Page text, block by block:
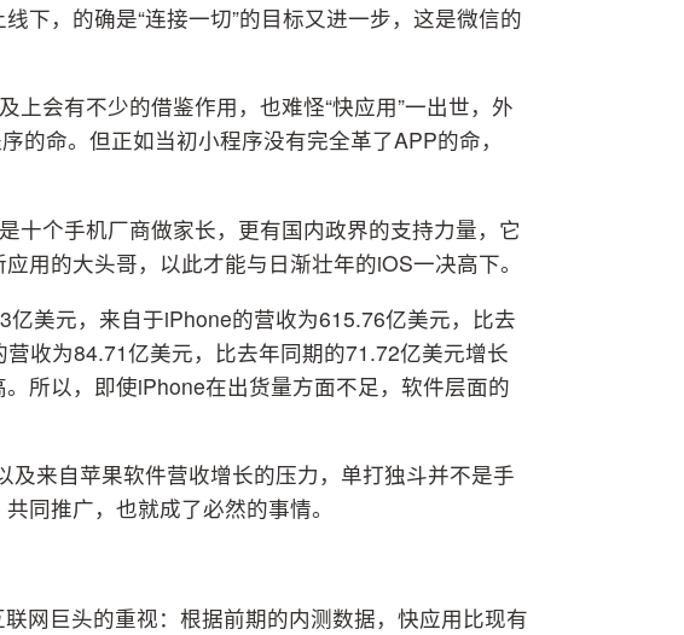
下，的确是“连接一切”的目标又进一步，这是微信的
上会有不少的借鉴作用，也难怪“快应用”一出世，外
的命。但正如当初小程序没有完全革了APP的命，
十个手机厂商做家长，更有国内政界的支持力量，它
用的大头哥，以此才能与日渐壮年的iOS一决高下。
美元，来自于iPhone的营收为615.76亿美元，比去
收为84.71亿美元，比去年同期的71.72亿美元增长
所以，即使iPhone在出货量方面不足，软件层面的
来自苹果软件营收增长的压力，单打独斗并不是手
同推广，也就成了必然的事情。
网巨头的重视：根据前期的内测数据，快应用比现有